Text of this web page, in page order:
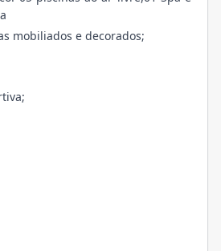
mobiliados e decorados;